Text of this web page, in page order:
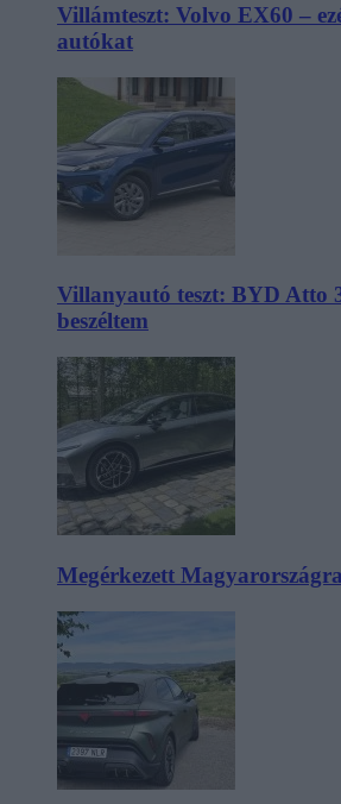
Villámteszt: Volvo EX60 –
autókat
Villanyautó teszt: BYD Atto
beszéltem
Megérkezett